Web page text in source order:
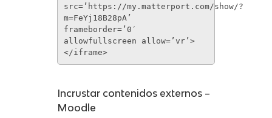
src=’https://my.matterport.com/show/?
m=FeYj18B28pA’
frameborder=’0′
allowfullscreen allow=’vr’>
</iframe>
Incrustar contenidos externos –
Moodle